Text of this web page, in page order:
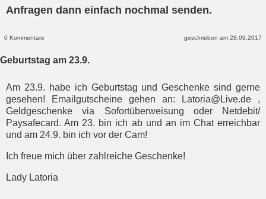
Anfragen dann einfach nochmal senden.
0 Kommentare geschrieben am 28.09.2017
Geburtstag am 23.9.
Am 23.9. habe ich Geburtstag und Geschenke sind gerne
gesehen! Emailgutscheine gehen an: Latoria@Live.de ,
Geldgeschenke via Sofortüberweisung oder Netdebit/
Paysafecard. Am 23. bin ich ab und an im Chat erreichbar
und am 24.9. bin ich vor der Cam!
Ich freue mich über zahlreiche Geschenke!
Lady Latoria